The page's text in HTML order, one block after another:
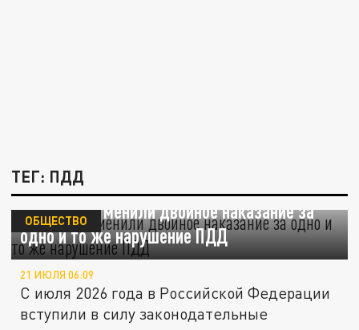
ТЕГ: ПДД
В России отменили двойное наказание за
одно и то же нарушение ПДД
ОБЩЕСТВО
21 ИЮЛЯ 06:09
С июля 2026 года в Российской Федерации
вступили в силу законодательные